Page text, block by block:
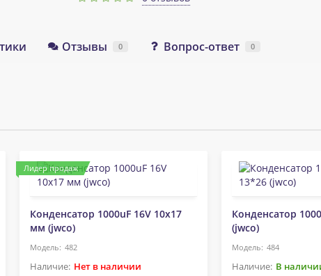
Отзывы 0 Вопрос-ответ 0
Лидер продаж
Конденсатор 1000uF 16V 10x17
мм (jwco)
482
Нет в наличии
Конденсатор
(jwco)
484
В